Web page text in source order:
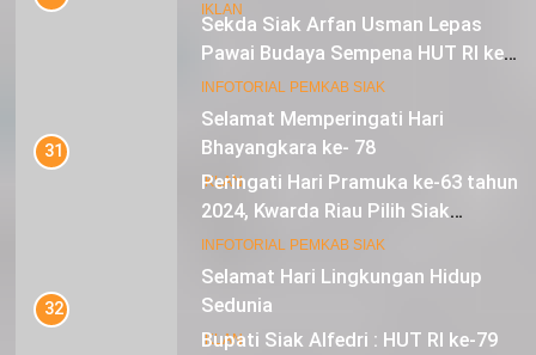
IKLAN
Selamat Memperingati Hari
Bhayangkara ke- 78
IKLAN
Selamat Hari Lingkungan Hidup
Sedunia
IKLAN
Sekda Siak Arfan Usman Lepas
Pawai Budaya Sempena HUT RI ke-
79
INFOTORIAL PEMKAB SIAK
31
Peringati Hari Pramuka ke-63 tahun
2024, Kwarda Riau Pilih Siak
Sebagai Tuan Rumah
INFOTORIAL PEMKAB SIAK
32
Bupati Siak Alfedri : HUT RI ke-79